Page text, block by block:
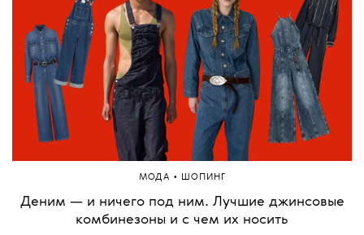
МОДА • ШОПИНГ
Деним — и ничего под ним. Лучшие джинсовые
комбинезоны и с чем их носить